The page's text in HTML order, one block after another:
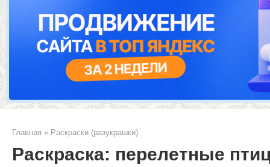
Главная » Раскраски (разукрашки)
Раскраска: перелетные